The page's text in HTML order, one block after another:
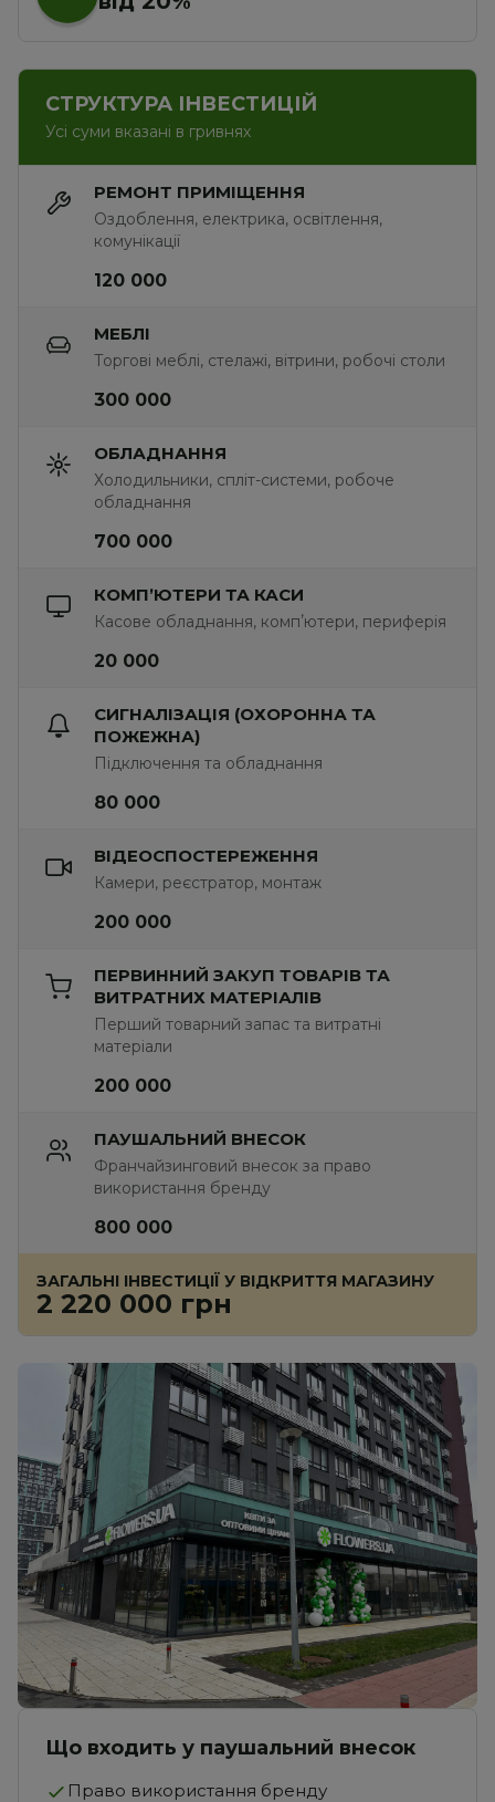
СТРУКТУРА ІНВЕСТИЦІЙ
Усі суми вказані в гривнях
РЕМОНТ ПРИМІЩЕННЯ
Оздоблення, електрика, освітлення,
комунікації
120 000
МЕБЛІ
Торгові меблі, стелажі, вітрини, робочі столи
300 000
ОБЛАДНАННЯ
Холодильники, спліт-системи, робоче
обладнання
700 000
КОМПʼЮТЕРИ ТА КАСИ
Касове обладнання, компʼютери, периферія
20 000
СИГНАЛІЗАЦІЯ (ОХОРОННА ТА
ПОЖЕЖНА)
Підключення та обладнання
80 000
ВІДЕОСПОСТЕРЕЖЕННЯ
Камери, реєстратор, монтаж
200 000
ПЕРВИННИЙ ЗАКУП ТОВАРІВ ТА
ВИТРАТНИХ МАТЕРІАЛІВ
Перший товарний запас та витратні
матеріали
200 000
ПАУШАЛЬНИЙ ВНЕСОК
Франчайзинговий внесок за право
використання бренду
800 000
ЗАГАЛЬНІ ІНВЕСТИЦІЇ У ВІДКРИТТЯ МАГАЗИНУ
2 220 000 грн
Що входить у паушальний внесок
Право використання бренду